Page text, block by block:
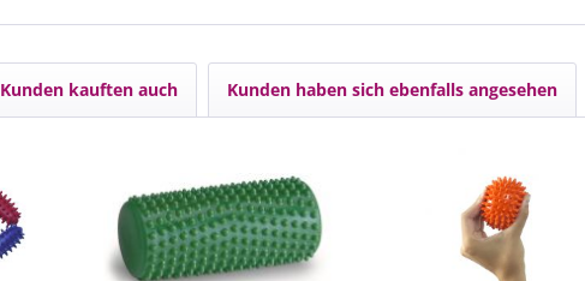
Kunden kauften auch Kunden haben sich ebenfalls angesehen